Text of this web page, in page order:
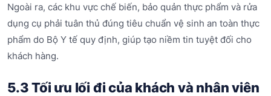
Ngoài ra, các khu vực chế biến, bảo quản thực phẩm và rửa
dụng cụ phải tuân thủ đúng tiêu chuẩn vệ sinh an toàn thực
phẩm do Bộ Y tế quy định, giúp tạo niềm tin tuyệt đối cho
khách hàng.
5.3 Tối ưu lối đi của khách và nhân viên